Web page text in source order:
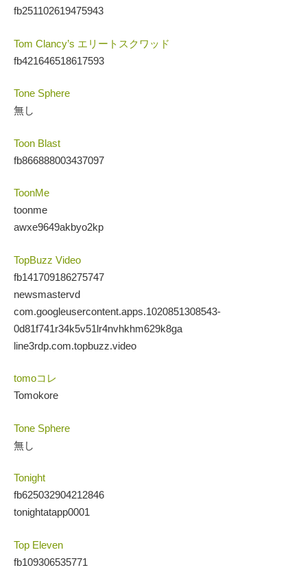
fb251102619475943
Tom Clancy’s エリートスクワッド
fb421646518617593
Tone Sphere
無し
Toon Blast
fb866888003437097
ToonMe
toonme
awxe9649akbyo2kp
TopBuzz Video
fb141709186275747
newsmastervd
com.googleusercontent.apps.1020851308543-
0d81f741r34k5v51lr4nvhkhm629k8ga
line3rdp.com.topbuzz.video
tomoコレ
Tomokore
Tone Sphere
無し
Tonight
fb625032904212846
tonightatapp0001
Top Eleven
fb109306535771